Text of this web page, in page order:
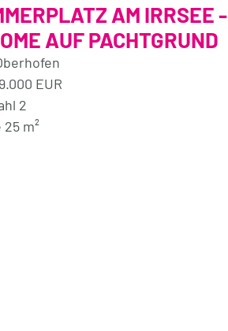
AM IRRSEE -
AUF PACHTGRUND
EUR
2
m²